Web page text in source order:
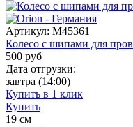
Артикул: M45361
Колесо с шипами для
500 руб
Дата отгрузки:
завтра (14:00)
Купить в 1 клик
Купить
19 см